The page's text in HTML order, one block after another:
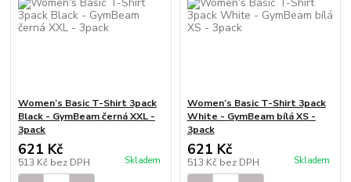
Women‘s Basic T-Shirt 3pack
Black - GymBeam černá XXL -
3pack
621 Kč
513 Kč bez DPH Skladem
Women‘s Basic T-Shirt 3pack
White - GymBeam bílá XS -
3pack
621 Kč
513 Kč bez DPH Skladem